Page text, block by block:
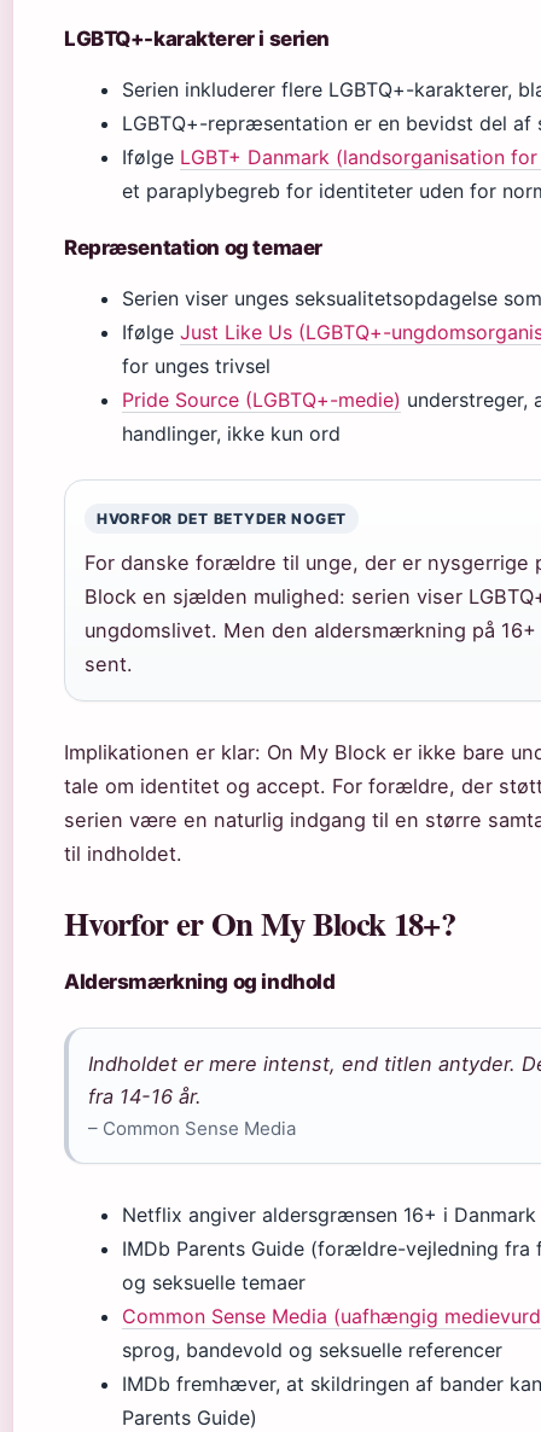
LGBTQ+-karakterer i serien
Serien inkluderer flere LGBTQ+-karakterer,
LGBTQ+-repræsentation er en bevidst del
Ifølge LGBT+ Danmark (landsorganisation
et paraplybegreb for identiteter uden for
Repræsentation og temaer
Serien viser unges seksualitetsopdagelse
Ifølge Just Like Us (LGBTQ+-
for unges trivsel
Pride Source (LGBTQ+-medie)
handlinger, ikke kun ord
HVORFOR DET BETYDER NOGET
For danske forældre til unge, der er nysgerrige
Block en sjælden mulighed: serien viser
ungdomslivet. Men den aldersmærkning på
sent.
Implikationen er klar: On My Block er ikke bare
tale om identitet og accept. For forældre, der
serien være en naturlig indgang til en større
til indholdet.
Hvorfor er On My Block 18+?
Aldersmærkning og indhold
Indholdet er mere intenst, end titlen antyder.
fra 14-16 år.
– Common Sense Media
Netflix angiver aldersgrænsen 16+ i
IMDb Parents Guide (forældre-vejledning
og seksuelle temaer
Common Sense Media (uafhængig
sprog, bandevold og seksuelle referencer
IMDb fremhæver, at skildringen af bander
Parents Guide)